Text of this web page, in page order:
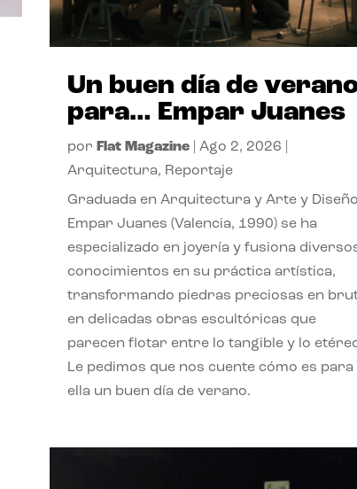
Un buen día de
para… Empar Juanes
por Flat Magazine| Ago 2, 2026
Arquitectura, Reportaje
Graduada en Arquitectura y Arte y
Empar Juanes (Valencia, 1990) se ha
especializado en joyería y fusiona
conocimientos en su práctica artística,
transformando piedras preciosas en
en delicadas obras escultóricas que
parecen flotar entre lo tangible y lo
Le pedimos que nos cuente cómo es para
ella un buen día de verano.